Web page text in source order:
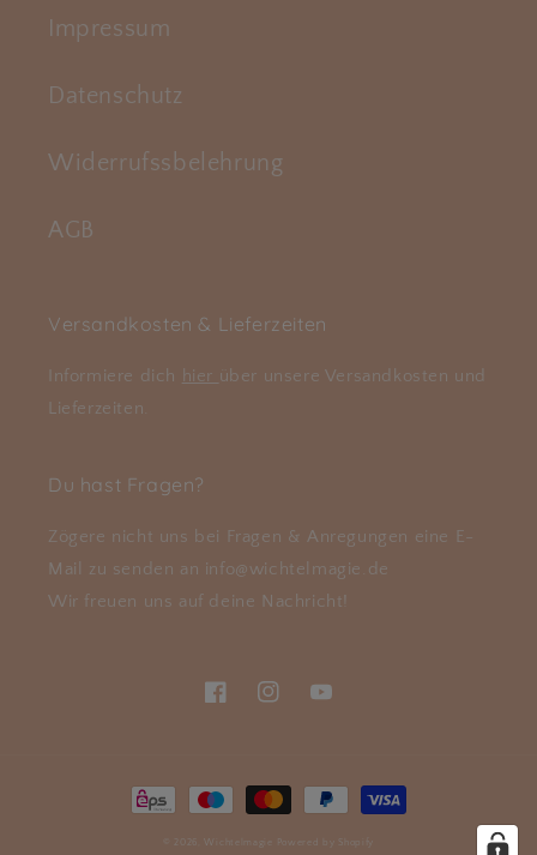
Impressum
Datenschutz
Widerrufssbelehrung
AGB
Versandkosten & Lieferzeiten
Informiere dich hier über unsere Versandkosten und
Lieferzeiten.
Du hast Fragen?
Zögere nicht uns bei Fragen & Anregungen eine E-
Mail zu senden an info@wichtelmagie.de
Wir freuen uns auf deine Nachricht!
Facebook
Zahlungsmethoden
© 2026,Wichtelmagie Powered by Shopify